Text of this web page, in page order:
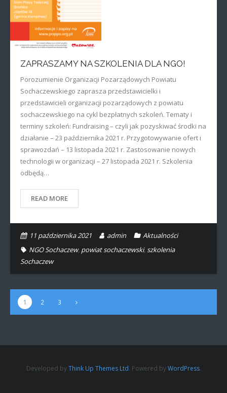
ZAPRASZAMY NA SZKOLENIA DLA NGO!
Porozumienie Organizacji Pozarządowych Powiatu
Sochaczewskiego zaprasza przedstawicielki i
przedstawicieli organizacji pozarządowych z powiatu
sochaczewskiego na cykl bezpłatnych szkoleń. Tematy i
terminy szkoleń: Fundraising – czyli jak pozyskiwać środki na
działanie – 23 października 2021 r. Przygotowywanie ofert i
sprawozdań – 13 listopada 2021 r. Zastosowanie nowych
technologii w organizacji – 27 listopada 2021 r. Szkolenia
odbędą…
READ MORE
11 października 2021 admin
Aktualności
NGO Sochaczew, powiat sochaczewski,szkolenia
Sochaczew
1 2 3
Developed byThink Up Themes Ltd. Powered byWordPress.